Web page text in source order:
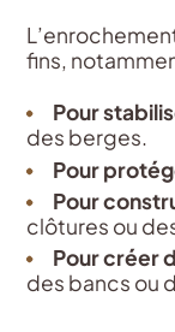
fins,
Pour
des berges.
Pour
Pour
clôtures ou
Pour créer
des bancs ou